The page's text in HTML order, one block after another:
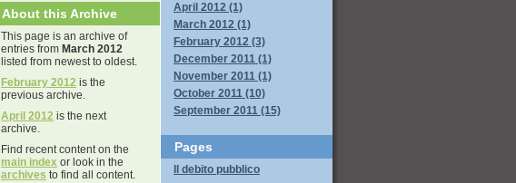
April 2012 (1)
March 2012 (1)
February 2012 (3)
December 2011 (1)
November 2011 (1)
October 2011 (10)
September 2011 (15)
Pages
Il debito pubblico
About this Archive
This page is an archive of
entries from March 2012
listed from newest to oldest.
February 2012 is the
previous archive.
April 2012 is the next
archive.
Find recent content on the
main index or look in the
archives to find all content.